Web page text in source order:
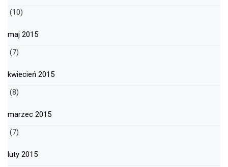
(10)
maj 2015
(7)
kwiecień 2015
(8)
marzec 2015
(7)
luty 2015